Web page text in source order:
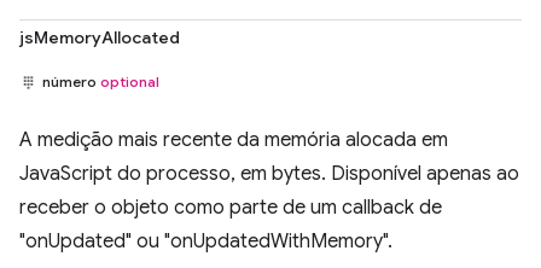
jsMemoryAllocated
número optional
A medição mais recente da memória alocada em
JavaScript do processo, em bytes. Disponível apenas ao
receber o objeto como parte de um callback de
"onUpdated" ou "onUpdatedWithMemory".